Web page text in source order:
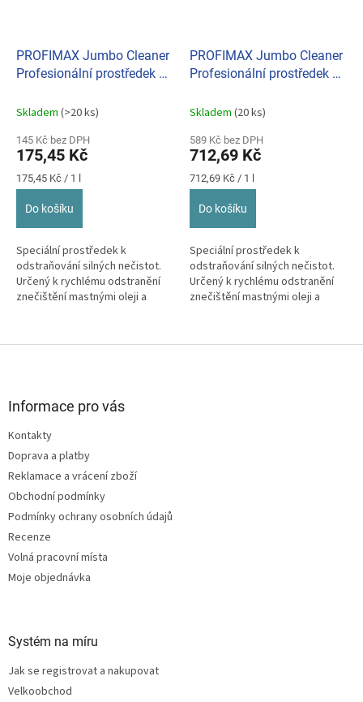
PROFIMAX Jumbo Cleaner
Profesionální prostředek na
1 L
Skladem (>20 ks)
145 Kč bez DPH
175,45 Kč
Měrná
cena:
175,45 Kč / 1 l
Do košíku
Speciální prostředek k
odstraňování silných nečistot.
Určený k rychlému odstranění
znečištění mastnými oleji a
PROFIMAX Jumbo Cleaner
Profesionální prostředek na
5 L
Skladem (20 ks)
589 Kč bez DPH
712,69 Kč
Měrná
cena:
712,69 Kč / 1 l
Do košíku
Speciální prostředek k
odstraňování silných nečistot.
Určený k rychlému odstranění
znečištění mastnými oleji a
Informace pro vás
Kontakty
Doprava a platby
Reklamace a vrácení zboží
Obchodní podmínky
Podmínky ochrany osobních údajů
Recenze
Volná pracovní místa
Moje objednávka
Systém na míru
Jak se registrovat a nakupovat
Velkoobchod